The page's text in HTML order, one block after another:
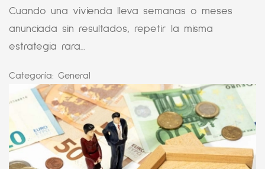
Cuando una vivienda lleva semanas o meses
anunciada sin resultados, repetir la misma
estrategia rara...
Categoría: General